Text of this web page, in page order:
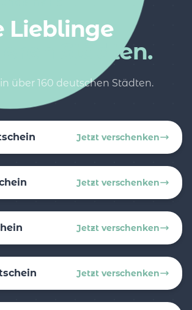
Lieblinge
Städten.
über 160 deutschen Städten.
Jetzt verschenken
Jetzt verschenken
Jetzt verschenken
Jetzt verschenken